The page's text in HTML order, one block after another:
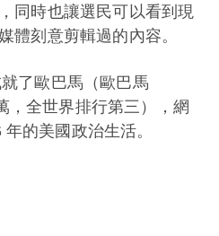
同時也讓選民可以看到現
體刻意剪輯過的內容。
了歐巴馬（歐巴馬
，全世界排行第三），網
的美國政治生活。